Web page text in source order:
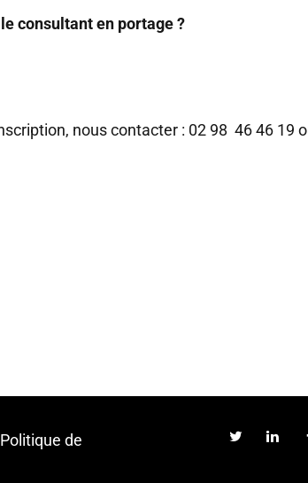
consultant en portage ?
nous contacter : 02 98 46 46 19
Politique de